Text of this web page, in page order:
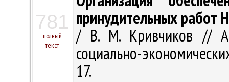
781
полный
текст
принудительных
/ В. М. Кривчиков //
социально-
17.